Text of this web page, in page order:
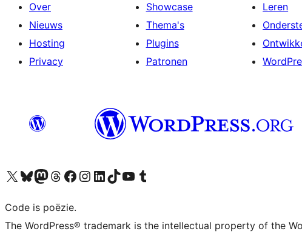
Over
Nieuws
Hosting
Privacy
Showcase
Thema's
Plugins
Patronen
Leren
Bezoek ons X (voorheen Twitter) account
Bezoek ons Bluesky account
Bezoek ons Mastodon account
Bezoek ons Threads account
Onze Facebook pagina bezoeken
Bezoek ons Instagram account
Bezoek ons LinkedIn account
Bezoek ons TikTok account
Bezoek ons YouTube kanaalBezoek ons Tumblr account
Code is poëzie.
The WordPress® trademark is the intellectual property of the